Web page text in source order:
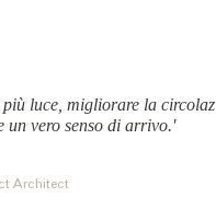
più luce, migliorare la
un vero senso di arrivo.'
Architect